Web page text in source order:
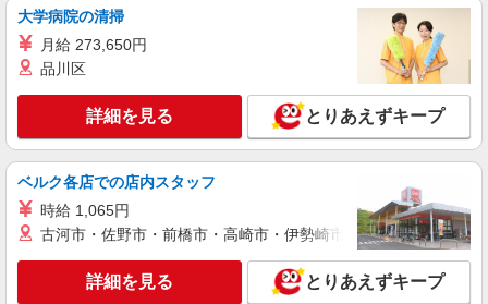
グループホームの介護スタッフ（初任者研修）
ル手当は約1年間固定、その後変動の可能性あ
り） を含む [夜勤]1回分 ・初任者研修：27,780
円〜 [別途] ・残業代：全額支給 ・賞与：年2回
※業績により変動あり
ミモザ湯河原温々 神奈川県足柄下郡湯河原町
中央2丁目8-3(地番)
キープ
アルバイト パート
ミモザ湯河原温々
グループホームの介護スタッフ（介護福祉士）
時給：1,520円〜 ・スキル手当：115円 （スキ
大学病院の清掃
月給 273,650円
品川区
詳細を見る とりあえずキープ
ベルク各店での店内スタッフ
時給 1,065円
古河市・佐野市・前橋市・高崎市・伊勢崎市・太田市・館林市
詳細を見る とりあえずキープ